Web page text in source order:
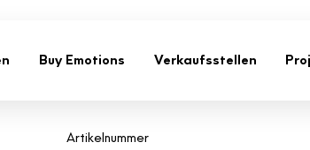
Buy Emotions Verkaufsstellen
Artikelnummer